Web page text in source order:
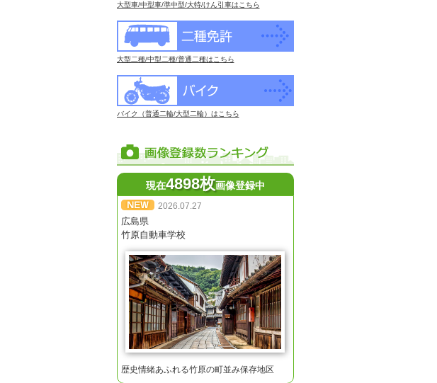
大型車/中型車/準中型/大特/けん引車はこちら
大型二種/中型二種/普通二種はこちら
バイク（普通二輪/大型二輪）はこちら
現在4898枚画像登録中
2026.07.27
広島県
竹原自動車学校
歴史情緒あふれる竹原の町並み保存地区